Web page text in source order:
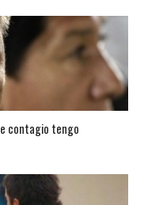
contagio tengo